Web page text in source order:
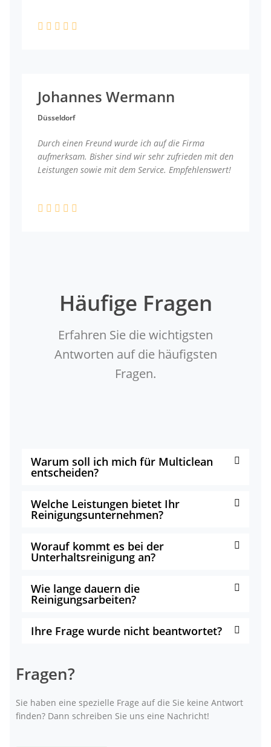
Johannes Wermann
Düsseldorf
Durch einen Freund wurde ich auf die Firma
aufmerksam. Bisher sind wir sehr zufrieden mit den
Leistungen sowie mit dem Service. Empfehlenswert!
Häufige Fragen
Erfahren Sie die wichtigsten
Antworten auf die häufigsten
Fragen.
Warum soll ich mich für Multiclean
entscheiden?
Welche Leistungen bietet Ihr
Reinigungsunternehmen?
Worauf kommt es bei der
Unterhaltsreinigung an?
Wie lange dauern die
Reinigungsarbeiten?
Ihre Frage wurde nicht beantwortet?
Fragen?
Sie haben eine spezielle Frage auf die Sie keine Antwort
finden? Dann schreiben Sie uns eine Nachricht!